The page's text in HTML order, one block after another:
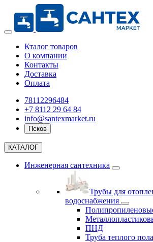
Кталог товаров
О компании
Контакты
Доставка
Оплата
78112296484
+7 8112 29 64 84
info@santexmarket.ru
Псков
КАТАЛОГ
Инженерная сантехника
Трубы для
водоснабжения
ПНД
Труба теплого пола